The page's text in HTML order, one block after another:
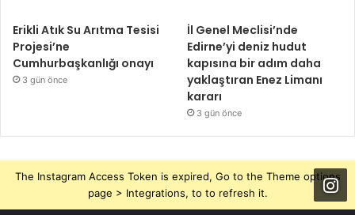
Erikli Atık Su Arıtma Tesisi
Projesi’ne
Cumhurbaşkanlığı onayı
3 gün önce
İl Genel Meclisi’nde
Edirne’yi deniz hudut
kapısına bir adım daha
yaklaştıran Enez Limanı
kararı
3 gün önce
The Instagram Access Token is expired, Go to the Theme options
page > Integrations, to to refresh it.